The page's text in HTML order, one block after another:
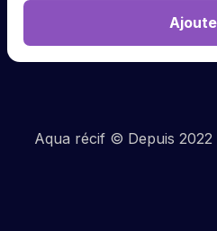
Aqua récif © Depuis 2022